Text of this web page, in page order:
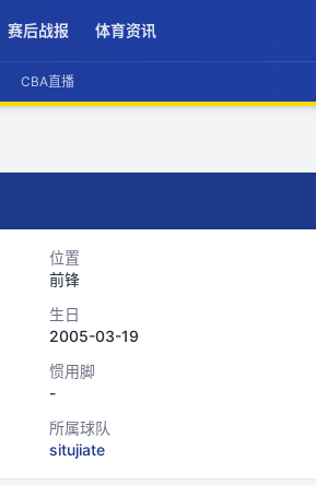
赛后战报 体育资讯
CBA直播
位置
前锋
生日
2005-03-19
惯用脚
-
所属球队
situjiate